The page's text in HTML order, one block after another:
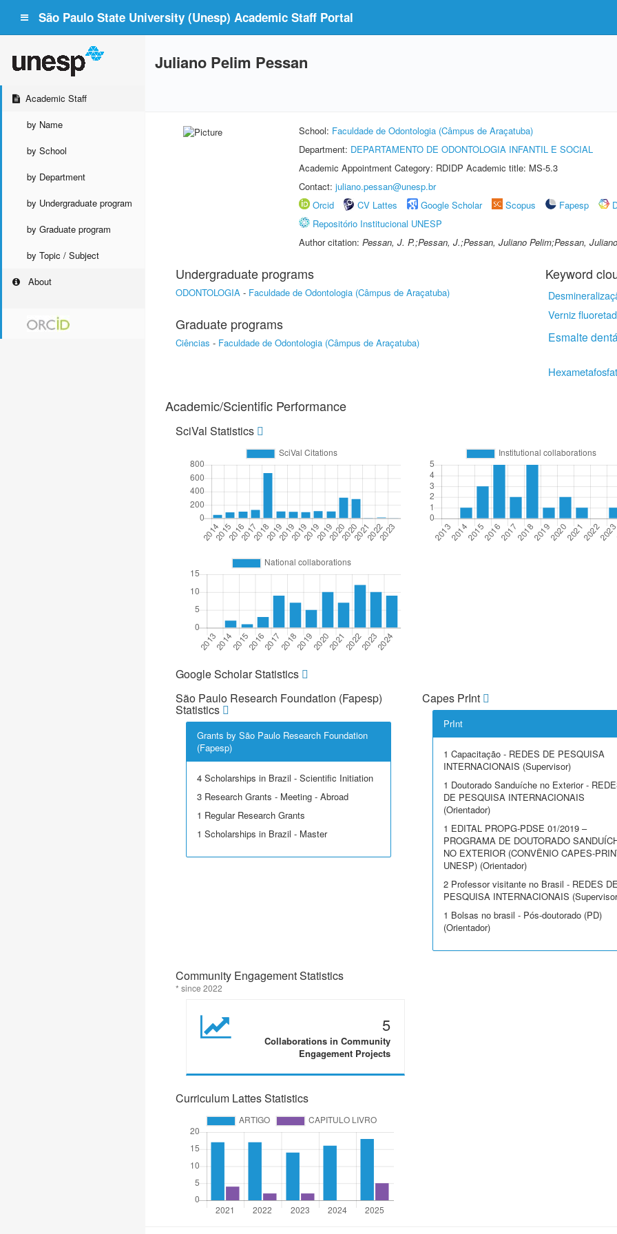
São Paulo State University (Unesp) Academic Staff Portal
Academic Staff
by Name
by School
by Department
by Undergraduate program
by Graduate program
by Topic / Subject
About
Juliano Pelim Pessan
School: Faculdade de Odontologia (Câmpus de Araçatuba)
Department: DEPARTAMENTO DE ODONTOLOGIA INFANTIL E SOCIAL
Academic Appointment Category: RDIDP Academic title: MS-5.3
Contact: juliano.pessan@unesp.br
Orcid
CV Lattes Google Scholar Scopus Fapesp
Repositório Institucional UNESP
Author citation: Pessan, J. P.;Pessan, J.;Pessan, Juliano Pelim;Pessan,
Undergraduate programs
ODONTOLOGIA - Faculdade de Odontologia (Câmpus de Araçatuba)
Graduate programs
Ciências - Faculdade de Odontologia (Câmpus de Araçatuba)
Keyword
Verniz
Esmalte
Academic/Scientific Performance
SciVal Statistics
Google Scholar Statistics
São Paulo Research Foundation (Fapesp)
Statistics
Grants by São Paulo Research Foundation
(Fapesp)
4 Scholarships in Brazil - Scientific Initiation
3 Research Grants - Meeting - Abroad
1 Regular Research Grants
1 Scholarships in Brazil - Master
Capes PrInt
PrInt
1 Capacitação - REDES DE PESQUISA
INTERNACIONAIS (Supervisor)
1 Doutorado Sanduíche no Exterior -
DE PESQUISA INTERNACIONAIS
(Orientador)
1 EDITAL PROPG-PDSE 01/2019 –
PROGRAMA DE DOUTORADO
NO EXTERIOR (CONVÊNIO CAPES-
UNESP) (Orientador)
2 Professor visitante no Brasil - REDES DE
PESQUISA INTERNACIONAIS
1 Bolsas no brasil - Pós-doutorado (PD)
(Orientador)
Community Engagement Statistics
* since 2022
5
Collaborations in Community
Engagement Projects
Curriculum Lattes Statistics